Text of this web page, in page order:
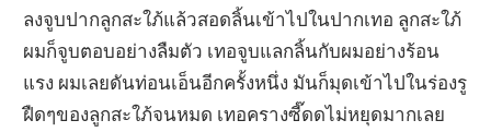
ลงจูบปากลูกสะใภ้แล้วสอดลิ้นเข้าไปในปากเทอ ลูกสะใภ้
ผมก็จูบตอบอย่างลืมตัว เทอจูบแลกลิ้นกับผมอย่างร้อน
แรง ผมเลยดันท่อนเอ็นอีกครั้งหนึ่ง มันก็มุดเข้าไปในร่องรู
ฝืดๆของลูกสะใภ้จนหมด เทอครางซี๊ดดไม่หยุดมากเลย